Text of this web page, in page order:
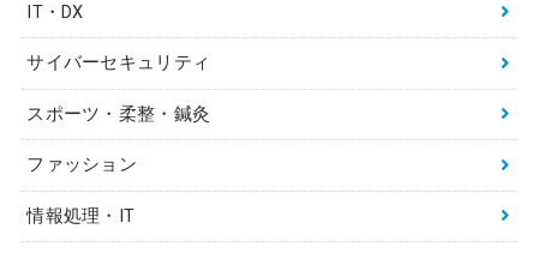
IT・DX
サイバーセキュリティ
スポーツ・柔整・鍼灸
ファッション
情報処理・IT